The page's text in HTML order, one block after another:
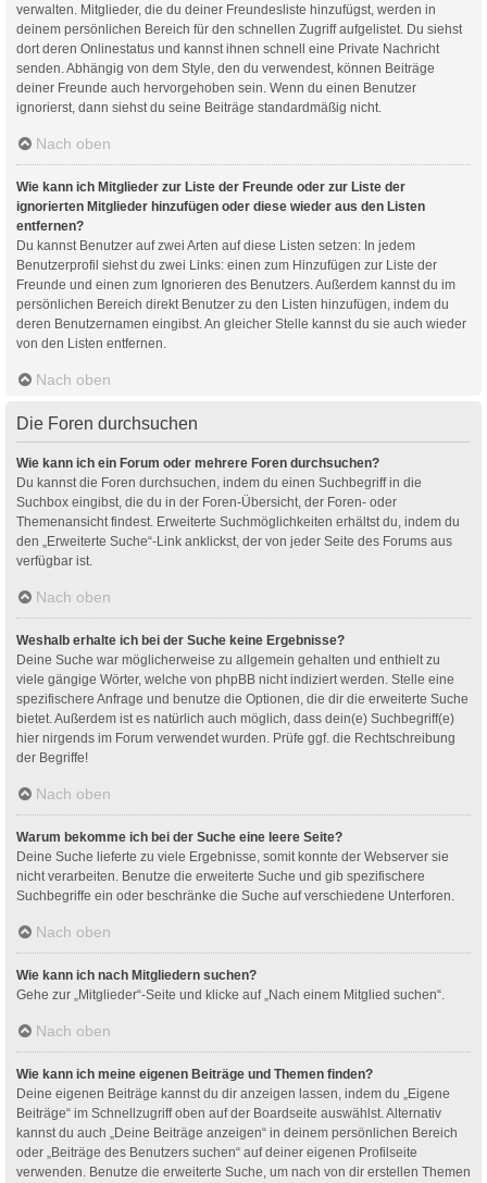
verwalten. Mitglieder, die du deiner Freundesliste hinzufügst, werden in
deinem persönlichen Bereich für den schnellen Zugriff aufgelistet. Du siehst
dort deren Onlinestatus und kannst ihnen schnell eine Private Nachricht
senden. Abhängig von dem Style, den du verwendest, können Beiträge
deiner Freunde auch hervorgehoben sein. Wenn du einen Benutzer
ignorierst, dann siehst du seine Beiträge standardmäßig nicht.
Nach oben
Wie kann ich Mitglieder zur Liste der Freunde oder zur Liste der
ignorierten Mitglieder hinzufügen oder diese wieder aus den Listen
entfernen?
Du kannst Benutzer auf zwei Arten auf diese Listen setzen: In jedem
Benutzerprofil siehst du zwei Links: einen zum Hinzufügen zur Liste der
Freunde und einen zum Ignorieren des Benutzers. Außerdem kannst du im
persönlichen Bereich direkt Benutzer zu den Listen hinzufügen, indem du
deren Benutzernamen eingibst. An gleicher Stelle kannst du sie auch wieder
von den Listen entfernen.
Nach oben
Die Foren durchsuchen
Wie kann ich ein Forum oder mehrere Foren durchsuchen?
Du kannst die Foren durchsuchen, indem du einen Suchbegriff in die
Suchbox eingibst, die du in der Foren-Übersicht, der Foren- oder
Themenansicht findest. Erweiterte Suchmöglichkeiten erhältst du, indem du
den „Erweiterte Suche“-Link anklickst, der von jeder Seite des Forums aus
verfügbar ist.
Nach oben
Weshalb erhalte ich bei der Suche keine Ergebnisse?
Deine Suche war möglicherweise zu allgemein gehalten und enthielt zu
viele gängige Wörter, welche von phpBB nicht indiziert werden. Stelle eine
spezifischere Anfrage und benutze die Optionen, die dir die erweiterte Suche
bietet. Außerdem ist es natürlich auch möglich, dass dein(e) Suchbegriff(e)
hier nirgends im Forum verwendet wurden. Prüfe ggf. die Rechtschreibung
der Begriffe!
Nach oben
Warum bekomme ich bei der Suche eine leere Seite?
Deine Suche lieferte zu viele Ergebnisse, somit konnte der Webserver sie
nicht verarbeiten. Benutze die erweiterte Suche und gib spezifischere
Suchbegriffe ein oder beschränke die Suche auf verschiedene Unterforen.
Nach oben
Wie kann ich nach Mitgliedern suchen?
Gehe zur „Mitglieder“-Seite und klicke auf „Nach einem Mitglied suchen“.
Nach oben
Wie kann ich meine eigenen Beiträge und Themen finden?
Deine eigenen Beiträge kannst du dir anzeigen lassen, indem du „Eigene
Beiträge“ im Schnellzugriff oben auf der Boardseite auswählst. Alternativ
kannst du auch „Deine Beiträge anzeigen“ in deinem persönlichen Bereich
oder „Beiträge des Benutzers suchen“ auf deiner eigenen Profilseite
verwenden. Benutze die erweiterte Suche, um nach von dir erstellen Themen